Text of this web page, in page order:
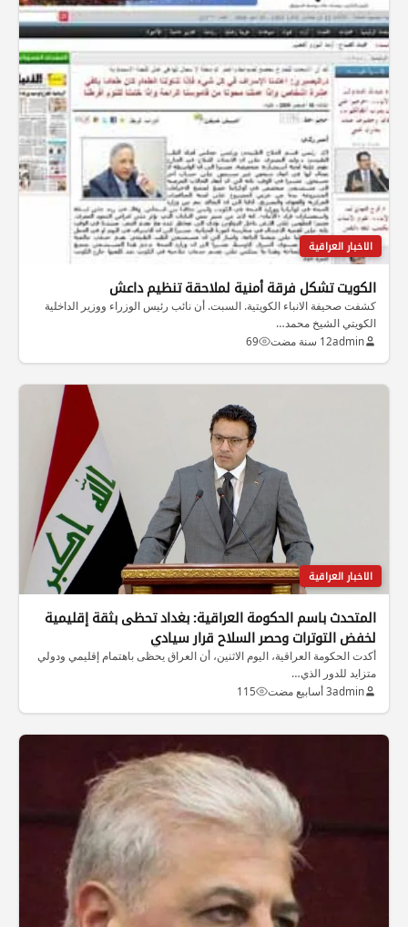
الاخبار العراقية
الكويت تشكل فرقة أمنية لملاحقة تنظيم داعش
كشفت صحيفة الانباء الكويتية. السبت. أن نائب رئيس الوزراء ووزير الداخلية
الكويتي الشيخ محمد…
admin12 سنة مضت 69
الاخبار العراقية
المتحدث باسم الحكومة العراقية: بغداد تحظى بثقة إقليمية
لخفض التوترات وحصر السلاح قرار سيادي
أكدت الحكومة العراقية، اليوم الاثنين، أن العراق يحظى باهتمام إقليمي ودولي
متزايد للدور الذي…
admin3 أسابيع مضت 115